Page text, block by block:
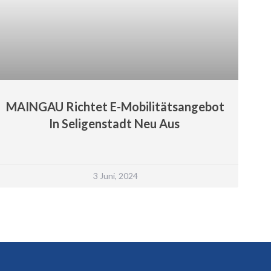
MAINGAU Richtet E-Mobilitätsangebot
In Seligenstadt Neu Aus
3 Juni, 2024